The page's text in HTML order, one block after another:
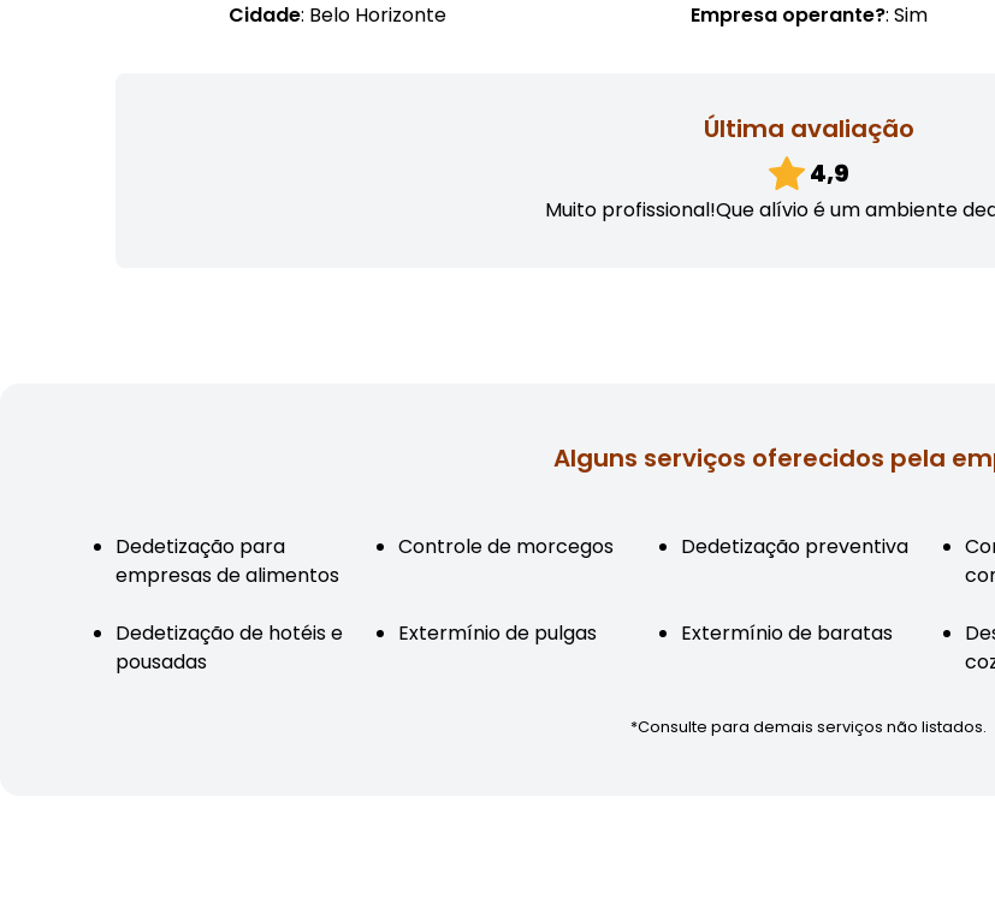
Cidade: Belo Horizonte Empresa operante?: Sim
Última avaliação
4,9
Muito profissional!Que alívio é um ambiente
Alguns serviços oferecidos pela
Dedetização para
empresas de alimentos
Controle de morcegos Dedetização preventiva
Dedetização de hotéis e
pousadas
Extermínio de pulgas Extermínio de baratas
*Consulte para demais serviços não listados.